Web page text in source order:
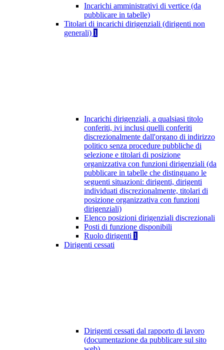
Incarichi amministrativi di vertice (da
pubblicare in tabelle)
Titolari di incarichi dirigenziali (dirigenti non
generali) 1
Incarichi dirigenziali, a qualsiasi titolo
conferiti, ivi inclusi quelli conferiti
discrezionalmente dall'organo di indirizzo
politico senza procedure pubbliche di
selezione e titolari di posizione
organizzativa con funzioni dirigenziali (da
pubblicare in tabelle che distinguano le
seguenti situazioni: dirigenti, dirigenti
individuati discrezionalmente, titolari di
posizione organizzativa con funzioni
dirigenziali)
Elenco posizioni dirigenziali discrezionali
Posti di funzione disponibili
Ruolo dirigenti 1
Dirigenti cessati
Dirigenti cessati dal rapporto di lavoro
(documentazione da pubblicare sul sito